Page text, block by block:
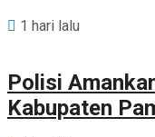
1 hari lalu
Polisi
Kabupaten